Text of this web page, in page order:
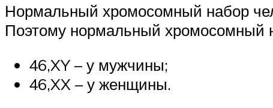
Нормальный хромосомный набор
Поэтому нормальный хромосомный
46,XY – у мужчины;
46,XX – у женщины.